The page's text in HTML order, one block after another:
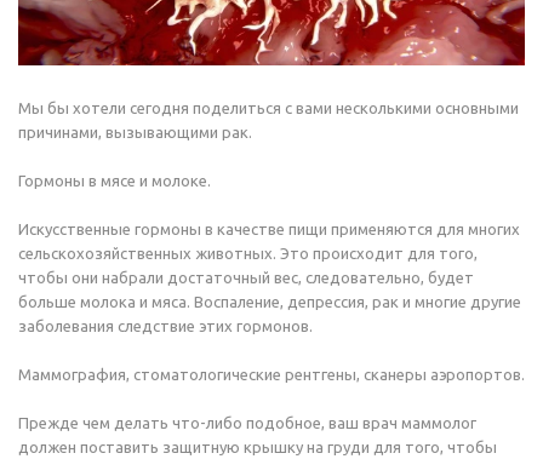
Мы бы хотели сегодня поделиться с вами несколькими основными
причинами, вызывающими рак.
Гормоны в мясе и молоке.
Искусственные гормоны в качестве пищи применяются для многих
сельскохозяйственных животных. Это происходит для того,
чтобы они набрали достаточный вес, следовательно, будет
больше молока и мяса. Воспаление, депрессия, рак и многие другие
заболевания следствие этих гормонов.
Маммография, стоматологические рентгены, сканеры аэропортов.
Прежде чем делать что-либо подобное, ваш врач маммолог
должен поставить защитную крышку на груди для того, чтобы